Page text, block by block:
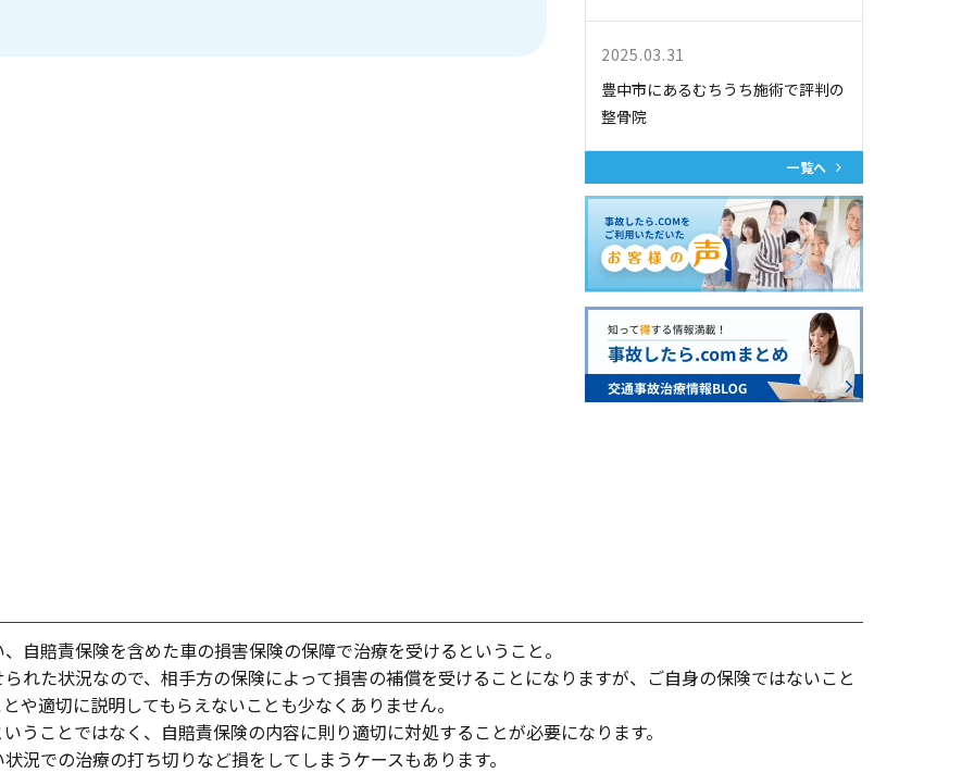
2025.03.31
豊中市にあるむちうち施術で評判の
整骨院
一覧へ
⾃賠責保険を含めた⾞の損害保険の保障で治療を受けるということ。
れた状況なので、相⼿⽅の保険によって損害の補償を受けることになりますが、ご⾃⾝の保険ではないこと
や適切に説明してもらえないことも少なくありません。
うことではなく、⾃賠責保険の内容に則り適切に対処することが必要になります。
況での治療の打ち切りなど損をしてしまうケースもあります。